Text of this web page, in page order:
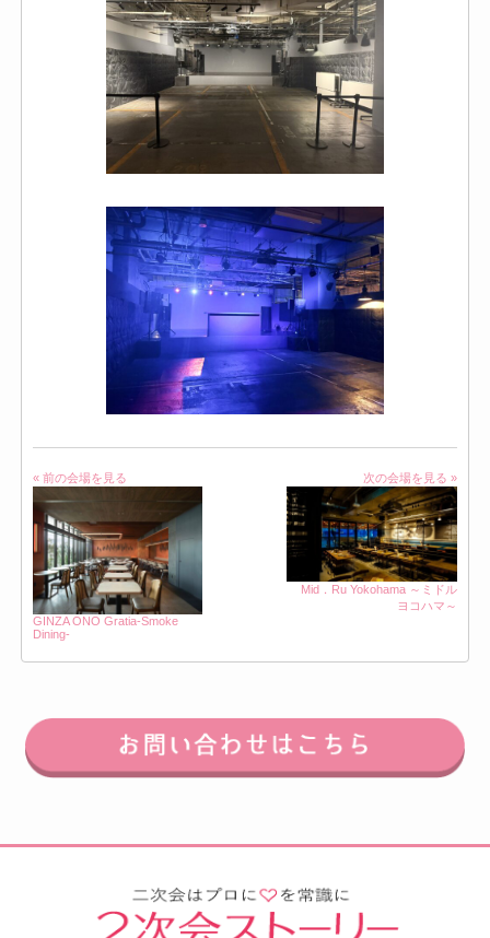
« 前の会場を見る
GINZA ONO Gratia‐Smoke
Dining‐
次の会場を見る »
Mid．Ru Yokohama ～ミドル
ヨコハマ～